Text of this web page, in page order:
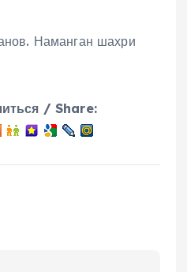
Наманган шахри
/ Share: